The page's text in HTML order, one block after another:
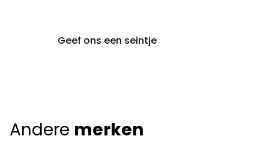
Geef ons een seintje
Andere merken